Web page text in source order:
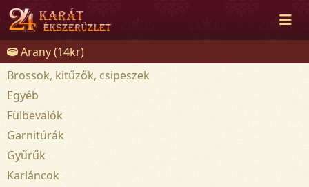
Arany (14kr)
Brossok, kitűzők, csipeszek
Egyéb
Fülbevalók
Garnitúrák
Gyűrűk
Karláncok